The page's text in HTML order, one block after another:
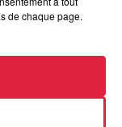
robinets
de chaque page.